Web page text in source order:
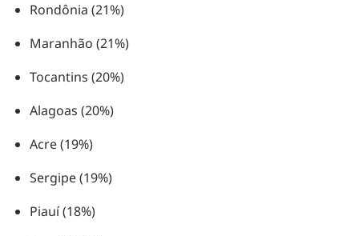
Rondônia (21%)
Maranhão (21%)
Tocantins (20%)
Alagoas (20%)
Acre (19%)
Sergipe (19%)
Piauí (18%)